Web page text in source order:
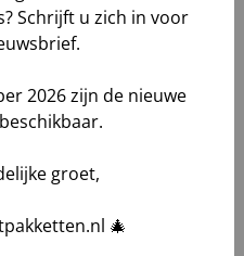
van de chauffeur.
en maak foto's,
op de vrachtbrief, óók
na volledig akkoord.
Schrijft u zich in voor
2026 zijn de nieuwe
groet,
🎄